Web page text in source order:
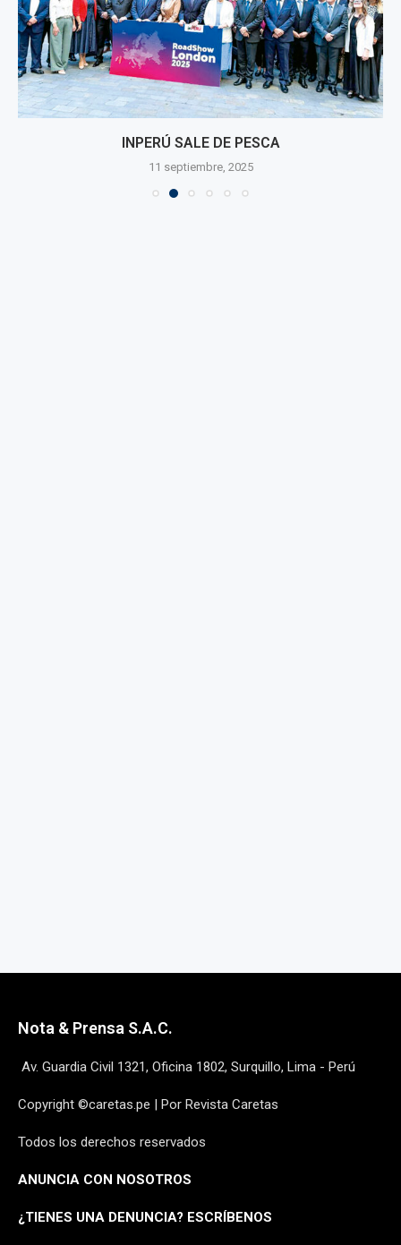
INPERÚ SALE DE PESCA
11 septiembre, 2025
Nota & Prensa S.A.C.
Av. Guardia Civil 1321, Oficina 1802, Surquillo, Lima - Perú
Copyright ©caretas.pe | Por Revista Caretas
Todos los derechos reservados
ANUNCIA CON NOSOTROS
¿TIENES UNA DENUNCIA? ESCRÍBENOS